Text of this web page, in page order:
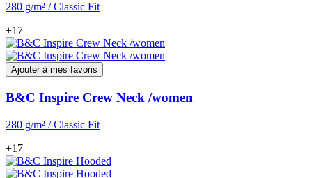
280 g/m² / Classic Fit
+17
Ajouter à mes favoris
B&C Inspire Crew Neck /women
280 g/m² / Classic Fit
+17